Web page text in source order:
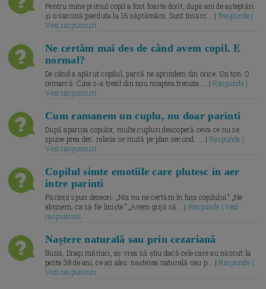
Pentru mine primul copil a fost foarte dorit, după ani de așteptări
și o sarcină pierduta la 16 săptămâni. Sunt însărc... | Raspunde |
Vezi raspunsuri
Ne certăm mai des de când avem copil. E
normal?
De când a apărut copilul, parcă ne aprindem din orice. Un ton. O
remarcă. Cine s-a trezit din nou noaptea trecuta.... |Raspunde |
Vezi raspunsuri
Cum ramanem un cuplu, nu doar parinti
După apariția copiilor, multe cupluri descoperă ceva ce nu se
spune prea des: relația se mută pe plan secund. ... |Raspunde |
Vezi raspunsuri
Copilul simte emotiile care plutesc in aer
intre parinti
Părinții spun deseori: „Noi nu ne certăm în fața copilului.” „Ne
abținem, ca să fie liniște.” „Avem grijă să... | Raspunde | Vezi
raspunsuri
Naștere naturală sau prin cezariană
Bună, Dragi mămici, aș vrea să știu dacă cele care au născut la
peste 38 de ani, ce ați ales: nașterea naturală sau p... |Raspunde |
Vezi raspunsuri